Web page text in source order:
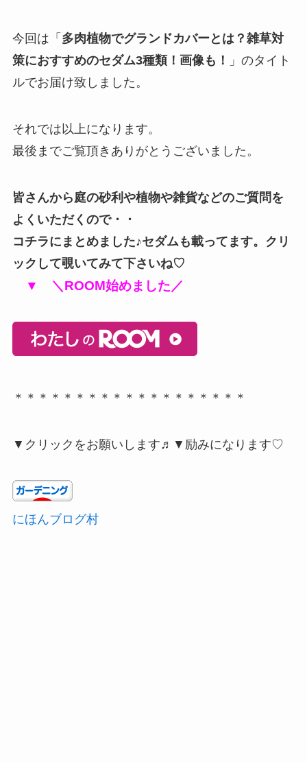
今回は「 多肉植物でグランドカバーとは？雑草対
策におすすめのセダム3種類！画像も！
」のタイト
ルでお届け致しました。
それでは以上になります。
最後までご覧頂きありがとうございました。
皆さんから庭の砂利や植物や雑貨などのご質問を
よくいただくので・・
コチラにまとめました♪セダムも載ってます。クリ
ックして覗いてみて下さいね♡
▼ ＼ROOM始めました／
＊＊＊＊＊＊＊＊＊＊＊＊＊＊＊＊＊＊＊
▼クリックをお願いします♬▼励みになります♡
にほんブログ村